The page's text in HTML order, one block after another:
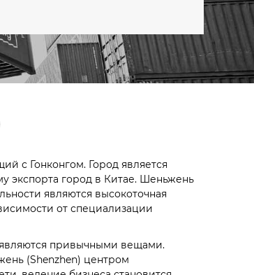
с Гонконгом. Город является
экспорта город в Китае. Шеньжень
являются высокоточная
от специализации
привычными вещами.
(Shenzhen) центром